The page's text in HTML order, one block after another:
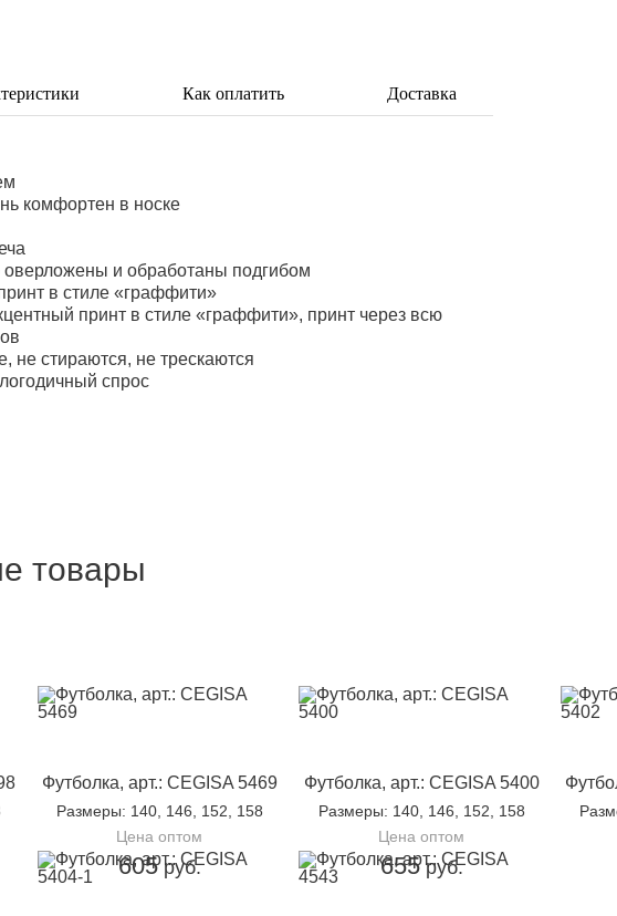
Как оплатить Доставка
комфортен в носке
оверложены и обработаны подгибом
в стиле «граффити»
принт в стиле «граффити», принт через всю
не стираются, не трескаются
спрос
товары
Футболка, арт.: CEGISA 5469
Размеры: 140, 146, 152, 158
Цена оптом
605руб.
Футболка, арт.: CEGISA 5400
Размеры: 140, 146, 152, 158
Цена оптом
655руб.